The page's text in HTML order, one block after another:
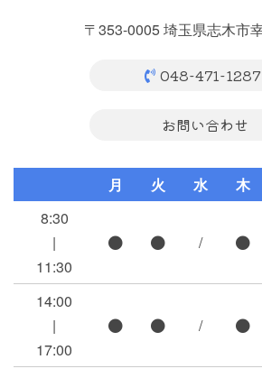
〒353-0005 埼玉県志木市
048-471-1287
お問い合わせ
月 火 水 木
8:30
|
11:30
/
14:00
|
17:00
/